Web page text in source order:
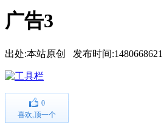
广告3
出处:本站原创 发布时间
0
喜欢,顶一个